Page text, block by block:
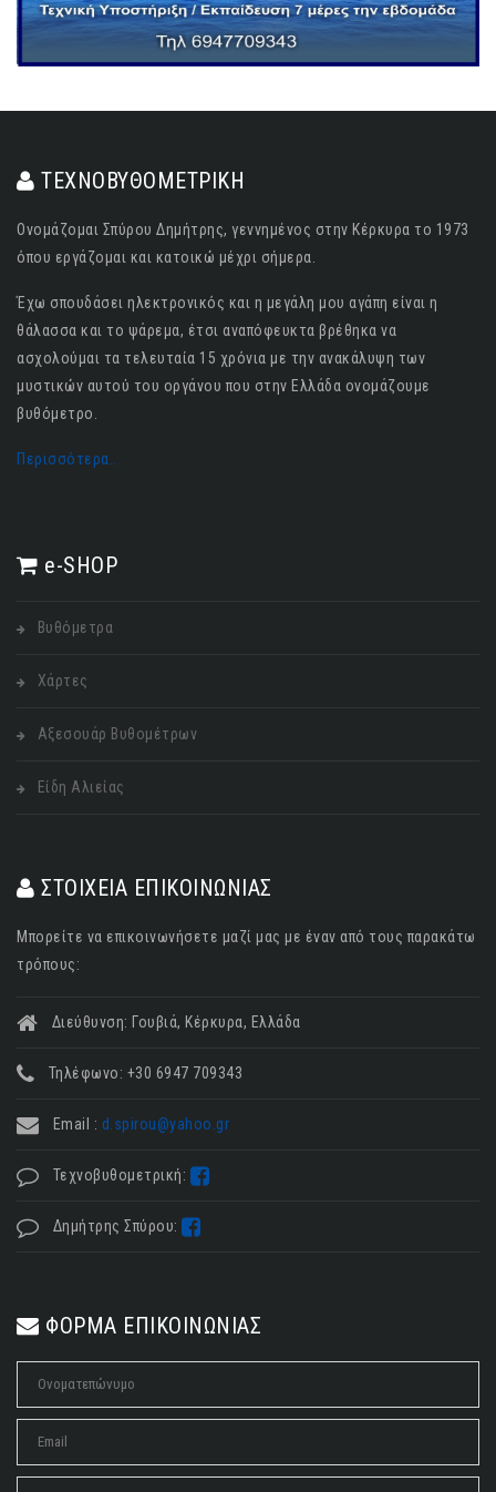
ΤΕΧΝΟΒΥΘΟΜΕΤΡΙΚΗ
Ονομάζομαι Σπύρου Δημήτρης, γεννημένος στην Κέρκυρα το 1973
όπου εργάζομαι και κατοικώ μέχρι σήμερα.
Έχω σπουδάσει ηλεκτρονικός και η μεγάλη μου αγάπη είναι η
θάλασσα και το ψάρεμα, έτσι αναπόφευκτα βρέθηκα να
ασχολούμαι τα τελευταία 15 χρόνια με την ανακάλυψη των
μυστικών αυτού του οργάνου που στην Ελλάδα ονομάζουμε
βυθόμετρο.
Περισσότερα..
e-SHOP
Βυθόμετρα
Χάρτες
Αξεσουάρ Βυθομέτρων
Είδη Αλιείας
ΣΤΟΙΧΕΙΑ ΕΠΙΚΟΙΝΩΝΙΑΣ
Μπορείτε να επικοινωνήσετε μαζί μας με έναν από τους παρακάτω
τρόπους:
Διεύθυνση: Γουβιά, Κέρκυρα, Ελλάδα
Τηλέφωνο: +30 6947 709343
Email : d.spirou@yahoo.gr
Τεχνοβυθομετρική:
Δημήτρης Σπύρου:
ΦΟΡΜΑ ΕΠΙΚΟΙΝΩΝΙΑΣ